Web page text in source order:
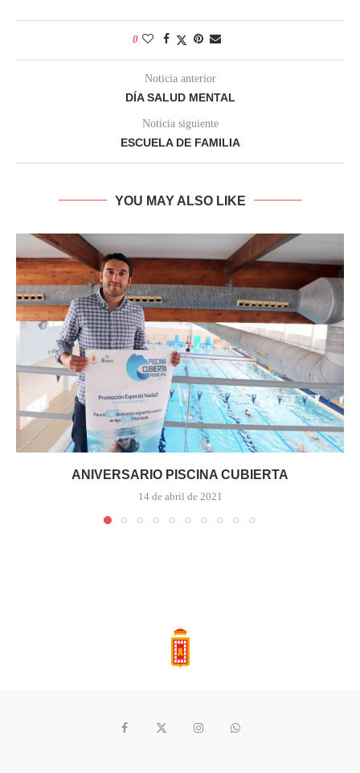
0
Noticia anterior
DÍA SALUD MENTAL
Noticia siguiente
ESCUELA DE FAMILIA
YOU MAY ALSO LIKE
ANIVERSARIO PISCINA CUBIERTA
14 de abril de 2021